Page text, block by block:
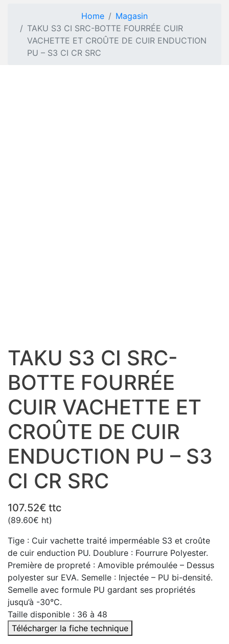
Home
Magasin
TAKU S3 CI SRC-BOTTE FOURRÉE CUIR
VACHETTE ET CROÛTE DE CUIR ENDUCTION
PU – S3 CI CR SRC
TAKU S3 CI SRC-
BOTTE FOURRÉE
CUIR VACHETTE ET
CROÛTE DE CUIR
ENDUCTION PU – S3
CI CR SRC
107.52€ ttc
(89.60€ ht)
Tige : Cuir vachette traité imperméable S3 et croûte
de cuir enduction PU. Doublure : Fourrure Polyester.
Première de propreté : Amovible prémoulée – Dessus
polyester sur EVA. Semelle : Injectée – PU bi-densité.
Semelle avec formule PU gardant ses propriétés
jusqu’à -30°C.
Taille disponible : 36 à 48
Télécharger la fiche technique